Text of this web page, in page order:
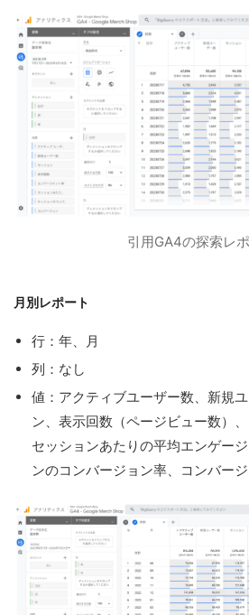
引用GA4の探索レ
月別レポート
行：年、月
列：なし
値：アクティブユーザー数、新規
ン、表示回数（ページビュー数）
セッションあたりの平均エンゲー
ンのコンバージョン率、コンバー